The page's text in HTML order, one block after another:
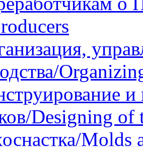
и
Designing of
Molds